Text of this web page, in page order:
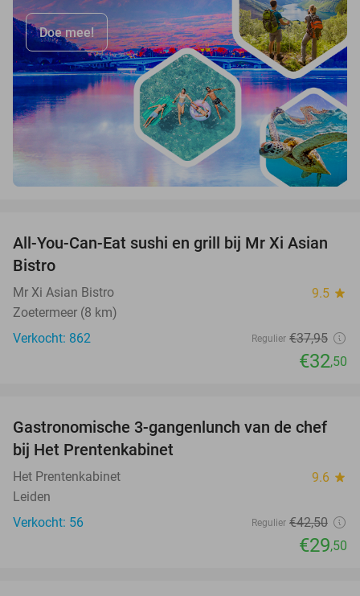
Doe mee!
14%
All-You-Can-Eat sushi en grill bij Mr Xi Asian
Bistro
Mr Xi Asian Bistro 9.5 star
Zoetermeer (8 km)
Verkocht: 862
Regulier €37,95
€32,50
31%
Gastronomische 3-gangenlunch van de chef
bij Het Prentenkabinet
Het Prentenkabinet 9.6 star
Leiden
Verkocht: 56
Regulier €42,50
€29,50